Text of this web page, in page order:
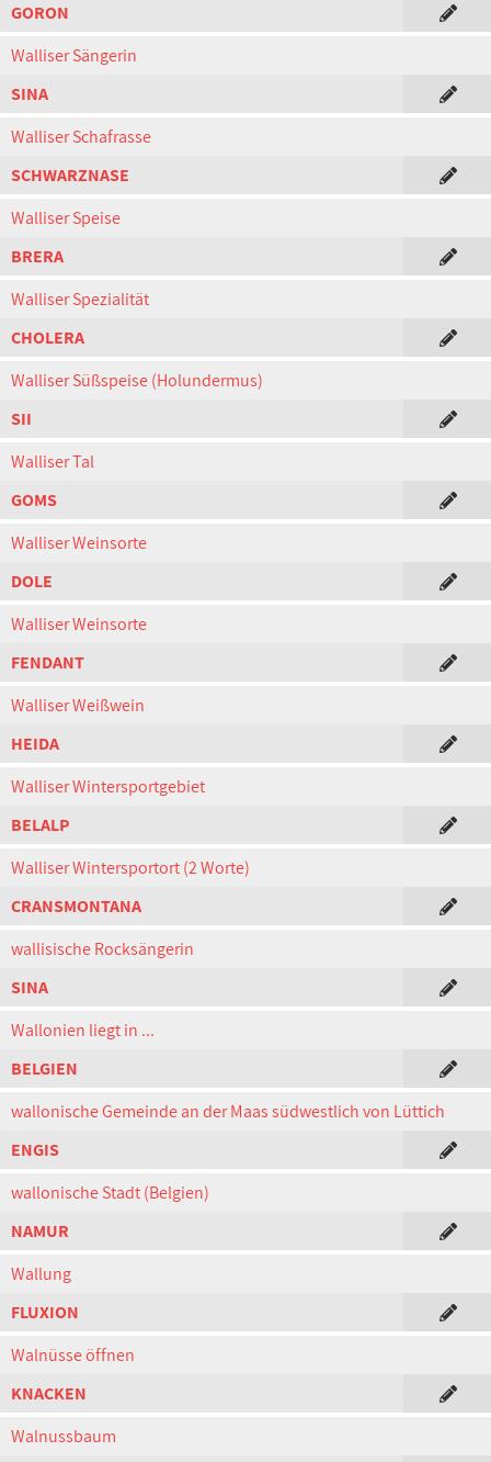
GORON
Walliser Sängerin
SINA
Walliser Schafrasse
SCHWARZNASE
Walliser Speise
BRERA
Walliser Spezialität
CHOLERA
Walliser Süßspeise (Holundermus)
SII
Walliser Tal
GOMS
Walliser Weinsorte
DOLE
Walliser Weinsorte
FENDANT
Walliser Weißwein
HEIDA
Walliser Wintersportgebiet
BELALP
Walliser Wintersportort (2 Worte)
CRANSMONTANA
wallisische Rocksängerin
SINA
Wallonien liegt in ...
BELGIEN
wallonische Gemeinde an der Maas südwestlich von Lüttich
ENGIS
wallonische Stadt (Belgien)
NAMUR
Wallung
FLUXION
Walnüsse öffnen
KNACKEN
Walnussbaum